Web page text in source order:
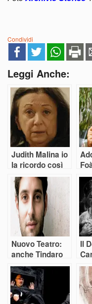
Condividi
Leggi Anche:
Judith Malina io
la ricordo così
Nuovo Teatro:
anche Tindaro
Granata dice la
sua
Il